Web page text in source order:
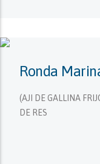
Ronda
(AJI DE GALLINA
DE RES